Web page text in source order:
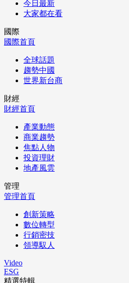
今日最新
大家都在看
國際
國際首頁
全球話題
趨勢中國
世界新台商
財經
財經首頁
產業動態
商業趨勢
焦點人物
投資理財
地產風雲
管理
管理首頁
創新策略
數位轉型
行銷密技
領導馭人
Video
ESG
精選特輯